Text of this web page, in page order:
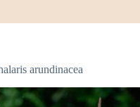
arundinacea